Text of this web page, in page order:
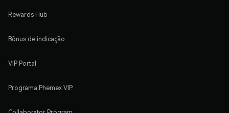
Rewards Hub
Bônus de indicação
VIP Portal
Programa Phemex VIP